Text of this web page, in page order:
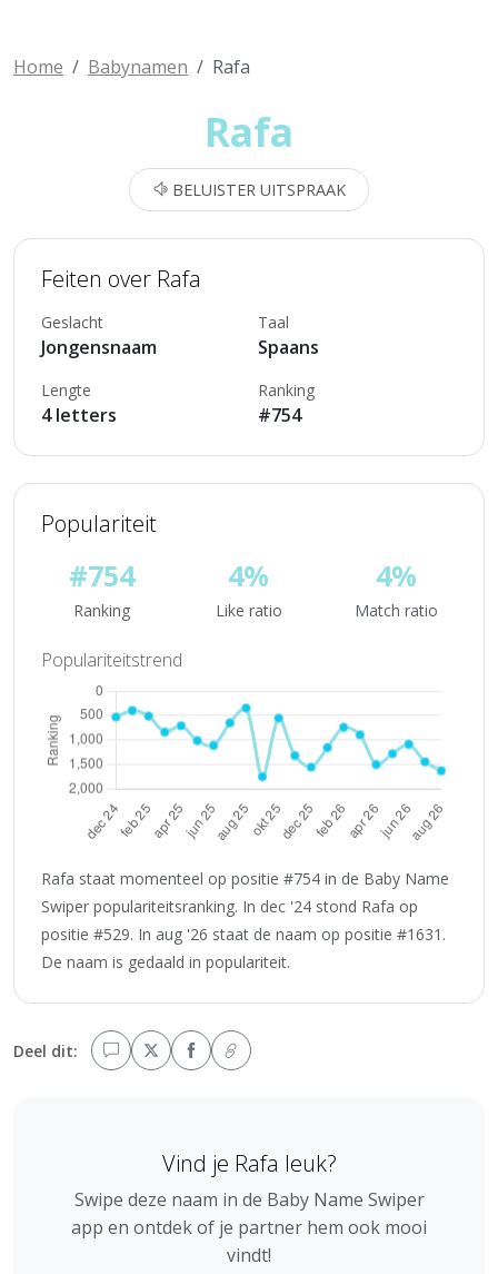
Home Babynamen Rafa
Rafa
BELUISTER UITSPRAAK
Feiten over Rafa
Geslacht
Jongensnaam
Taal
Spaans
Lengte
4 letters
Ranking
#754
Populariteit
#754
Ranking
4%
Like ratio
4%
Match ratio
Populariteitstrend
Rafa staat momenteel op positie #754 in de Baby Name
Swiper populariteitsranking. In dec '24 stond Rafa op
positie #529. In aug '26 staat de naam op positie #1631.
De naam is gedaald in populariteit.
Deel dit:
Vind je Rafa leuk?
Swipe deze naam in de Baby Name Swiper
app en ontdek of je partner hem ook mooi
vindt!